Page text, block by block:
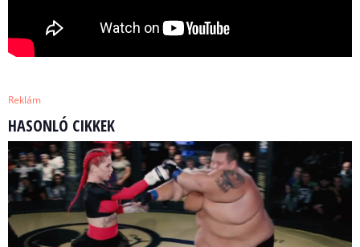
Reklám
HASONLÓ CIKKEK